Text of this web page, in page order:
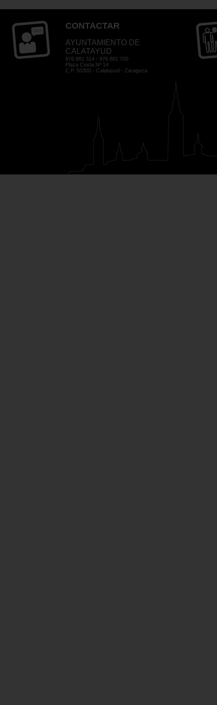
CONTACTAR
AYUNTAMIENTO DE
CALATAYUD
976 881 314 - 976 881 700
Plaza Costa Nº 14
C.P. 50300 - Calatayud - Zaragoza